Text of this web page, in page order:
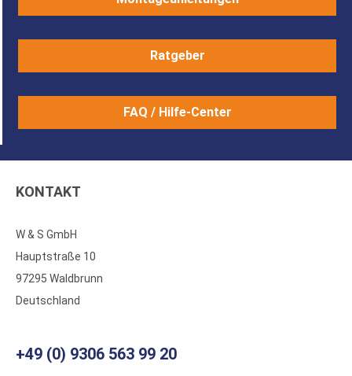
Ratgeber
FAQ / Hilfe-Center
KONTAKT
W & S GmbH
Hauptstraße 10
97295 Waldbrunn
Deutschland
+49 (0) 9306 563 99 20